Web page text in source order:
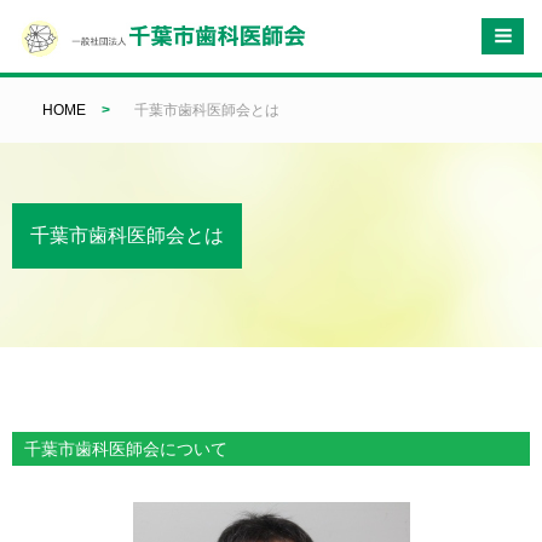
HOME > 千葉市歯科医師会とは
千葉市歯科医師会とは
千葉市歯科医師会について